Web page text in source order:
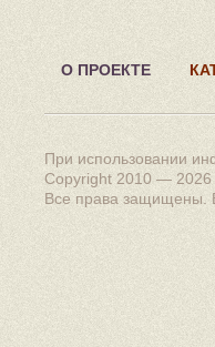
О ПРОЕКТЕ
При использовании
Copyright 2010 — 2026
Все права защищены.